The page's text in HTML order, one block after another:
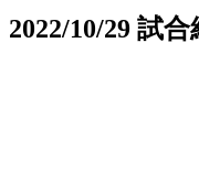
2022/10/29 試